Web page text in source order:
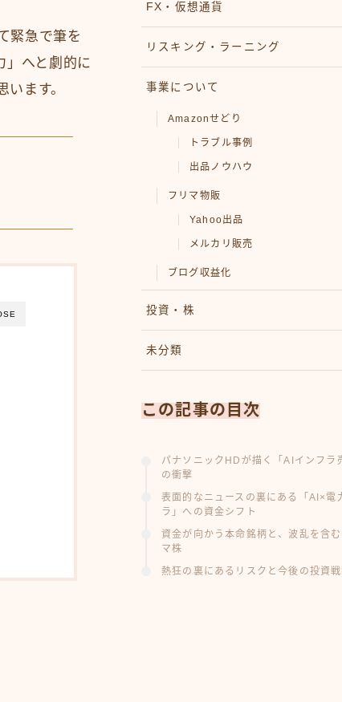
緊急で筆を
」へと劇的に
ます。
FX・仮想通貨
リスキング・ラーニング
事業について
Amazonせどり
トラブル事例
出品ノウハウ
フリマ物販
Yahoo出品
メルカリ販売
ブログ収益化
投資・株
未分類
この記事の目次
パナソニックHDが描く「AIインフラ
の衝撃
表面的なニュースの裏にある「AI×電
ラ」への資金シフト
資金が向かう本命銘柄と、波乱を含
マ株
熱狂の裏にあるリスクと今後の投資